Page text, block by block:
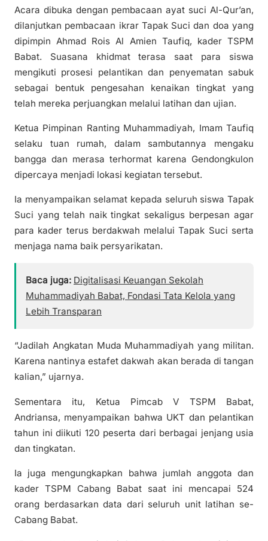
Acara dibuka dengan pembacaan ayat suci Al-Qur’an,
dilanjutkan pembacaan ikrar Tapak Suci dan doa yang
dipimpin Ahmad Rois Al Amien Taufiq, kader TSPM
Babat. Suasana khidmat terasa saat para siswa
mengikuti prosesi pelantikan dan penyematan sabuk
sebagai bentuk pengesahan kenaikan tingkat yang
telah mereka perjuangkan melalui latihan dan ujian.
Ketua Pimpinan Ranting Muhammadiyah, Imam Taufiq
selaku tuan rumah, dalam sambutannya mengaku
bangga dan merasa terhormat karena Gendongkulon
dipercaya menjadi lokasi kegiatan tersebut.
Ia menyampaikan selamat kepada seluruh siswa Tapak
Suci yang telah naik tingkat sekaligus berpesan agar
para kader terus berdakwah melalui Tapak Suci serta
menjaga nama baik persyarikatan.
Baca juga: Digitalisasi Keuangan Sekolah
Muhammadiyah Babat, Fondasi Tata Kelola yang
Lebih Transparan
“Jadilah Angkatan Muda Muhammadiyah yang militan.
Karena nantinya estafet dakwah akan berada di tangan
kalian,” ujarnya.
Sementara itu, Ketua Pimcab V TSPM Babat,
Andriansa, menyampaikan bahwa UKT dan pelantikan
tahun ini diikuti 120 peserta dari berbagai jenjang usia
dan tingkatan.
Ia juga mengungkapkan bahwa jumlah anggota dan
kader TSPM Cabang Babat saat ini mencapai 524
orang berdasarkan data dari seluruh unit latihan se-
Cabang Babat.